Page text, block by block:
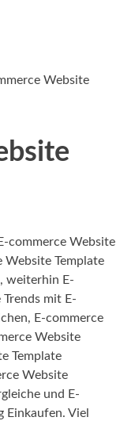
Website
commerce Website
Website Template
weiterhin E-
mit E-
E-commerce
Website
Template
Website
und E-
Einkaufen. Viel